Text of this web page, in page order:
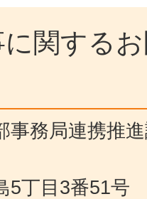
に関する
事務局連携推
5丁目3番51号